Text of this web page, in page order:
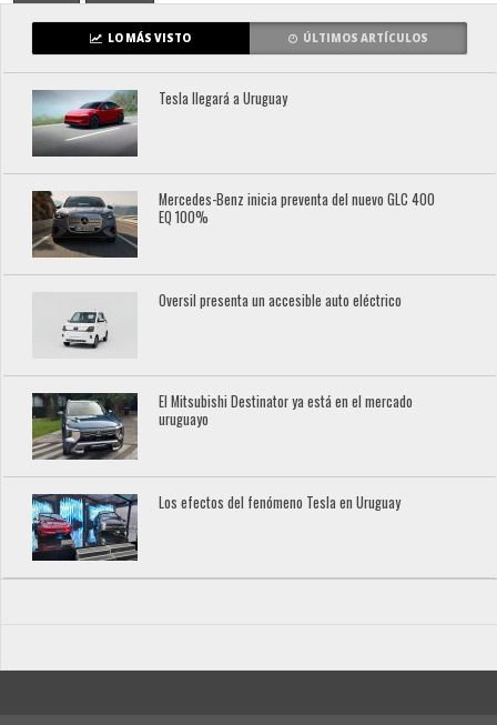
LO MÁS VISTO ÚLTIMOS ARTÍCULOS
Tesla llegará a Uruguay
Mercedes-Benz inicia preventa del nuevo GLC 400
EQ 100%
Oversil presenta un accesible auto eléctrico
El Mitsubishi Destinator ya está en el mercado
uruguayo
Los efectos del fenómeno Tesla en Uruguay